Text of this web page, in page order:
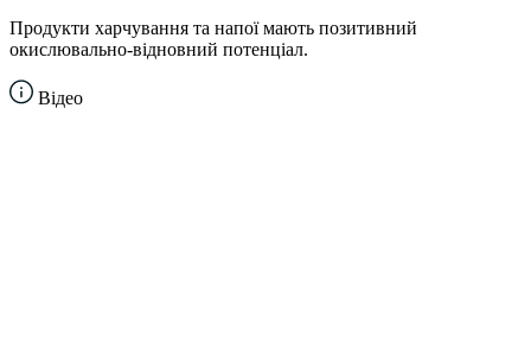
Продукти харчування та напої мають позитивний
окислювально-відновний потенціал.
Відео